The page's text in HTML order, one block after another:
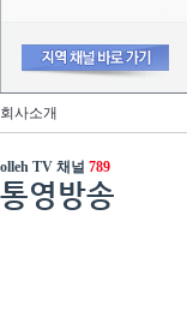
회사소개
olleh TV 채널 789
통영방송